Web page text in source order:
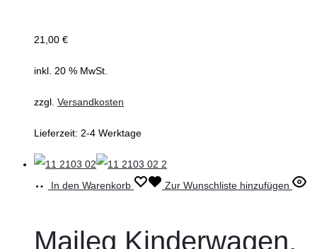
21,00 €
inkl. 20 % MwSt.
zzgl. Versandkosten
Lieferzeit: 2-4 Werktage
In den Warenkorb Zur Wunschliste hinzufügen
Maileg Kinderwagen,